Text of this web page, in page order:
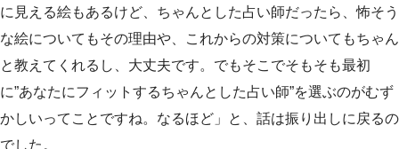
に見える絵もあるけど、ちゃんとした占い師だったら、怖そう
な絵についてもその理由や、これからの対策についてもちゃん
と教えてくれるし、大丈夫です。でもそこでそもそも最初
に”あなたにフィットするちゃんとした占い師”を選ぶのがむず
かしいってことですね。なるほど」と、話は振り出しに戻るの
でした。